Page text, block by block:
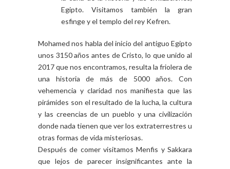
Egipto. Visitamos también la gran
esfinge y el templo del rey Kefren.
Mohamed nos habla del inicio del antiguo Egipto
unos 3150 años antes de Cristo, lo que unido al
2017 que nos encontramos, resulta la friolera de
una historia de más de 5000 años. Con
vehemencia y claridad nos manifiesta que las
pirámides son el resultado de la lucha, la cultura
y las creencias de un pueblo y una civilización
donde nada tienen que ver los extraterrestres u
otras formas de vida misteriosas.
Después de comer visitamos Menfis y Sakkara
que lejos de parecer insignificantes ante la